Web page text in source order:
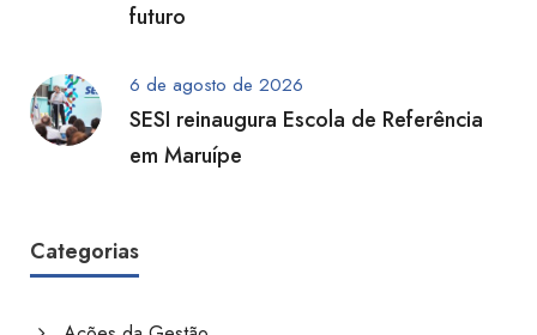
futuro
6 de agosto de 2026
SESI reinaugura Escola de Referência
em Maruípe
Categorias